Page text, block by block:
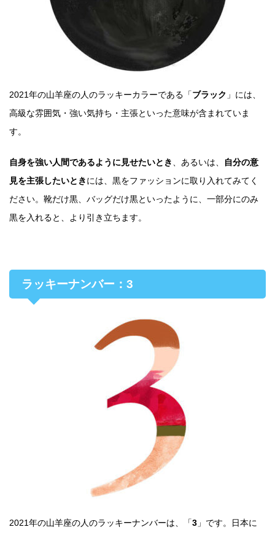
2021年の山羊座の人のラッキーカラーである「ブラック 」には、
高級な雰囲気・強い気持ち・主張といった意味が含まれていま
す。
自身を強い人間であるように見せたいとき 、あるいは、
自分の意
見を主張したいときには、黒をファッションに取り入れてみてく
ださい。靴だけ黒、バッグだけ黒といったように、一部分にのみ
黒を入れると、より引き立ちます。
ラッキーナンバー：3
2021年の山羊座の人のラッキーナンバーは、「3 」です。日本に